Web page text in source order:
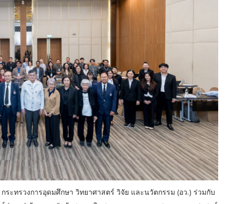
ะทรวงการอุดมศึกษา วิทยาศาสตร์ วิจัย และนวัตกรรม (อว.) ร่วมกับ